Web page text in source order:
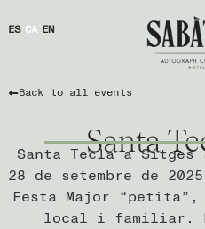
ES CA EN
Back to all events
Santa
Santa Tecla a
28 de setembre de
Festa Major
local i familiar.